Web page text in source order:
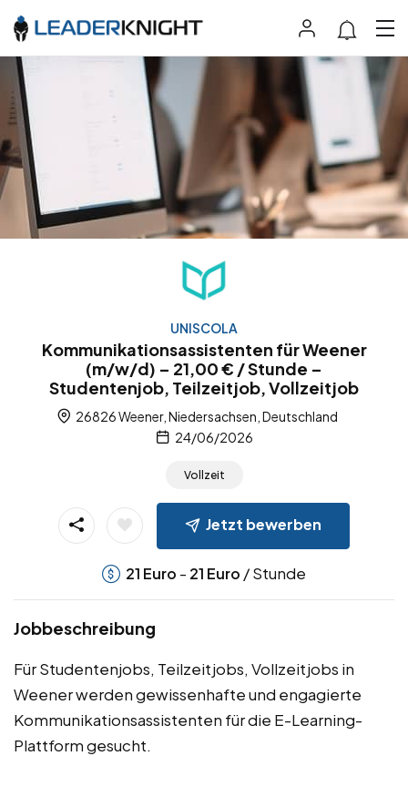
UNISCOLA
Kommunikationsassistenten für Weener
(m/w/d) – 21,00 € / Stunde –
Studentenjob, Teilzeitjob, Vollzeitjob
26826 Weener, Niedersachsen, Deutschland
24/06/2026
Vollzeit
Jetzt bewerben
21 Euro - 21 Euro / Stunde
Jobbeschreibung
Für Studentenjobs, Teilzeitjobs, Vollzeitjobs in
Weener werden gewissenhafte und engagierte
Kommunikationsassistenten für die E-Learning-
Plattform gesucht.